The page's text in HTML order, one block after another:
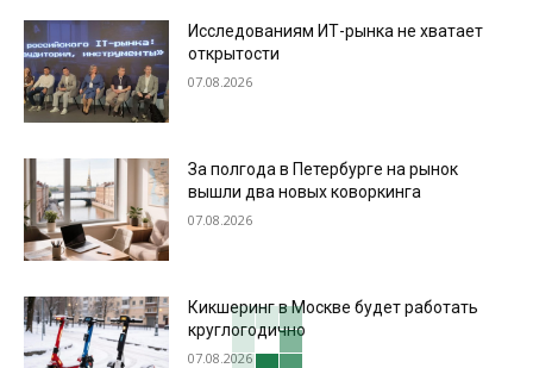
Исследованиям ИТ-рынка не хватает
открытости
07.08.2026
За полгода в Петербурге на рынок
вышли два новых коворкинга
07.08.2026
Кикшеринг в Москве будет работать
круглогодично
07.08.2026